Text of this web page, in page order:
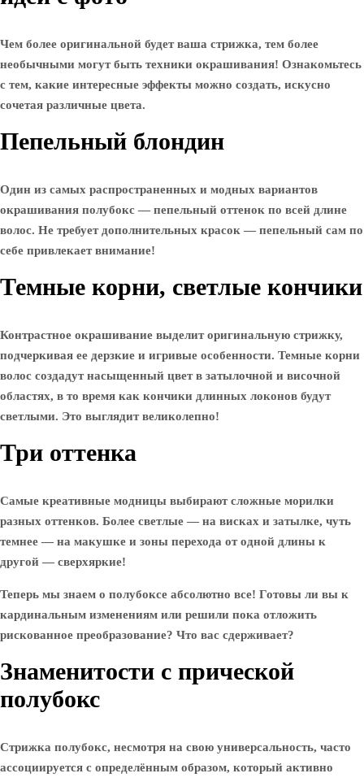
Чем более оригинальной будет ваша стрижка, тем более
необычными могут быть техники окрашивания! Ознакомьтесь
с тем, какие интересные эффекты можно создать, искусно
сочетая различные цвета.
Пепельный блондин
Один из самых распространенных и модных вариантов
окрашивания полубокс — пепельный оттенок по всей длине
волос. Не требует дополнительных красок — пепельный сам по
себе привлекает внимание!
Темные корни, светлые кончики
Контрастное окрашивание выделит оригинальную стрижку,
подчеркивая ее дерзкие и игривые особенности. Темные корни
волос создадут насыщенный цвет в затылочной и височной
областях, в то время как кончики длинных локонов будут
светлыми. Это выглядит великолепно!
Три оттенка
Самые креативные модницы выбирают сложные морилки
разных оттенков. Более светлые — на висках и затылке, чуть
темнее — на макушке и зоны перехода от одной длины к
другой — сверхяркие!
Теперь мы знаем о полубоксе абсолютно все! Готовы ли вы к
кардинальным изменениям или решили пока отложить
рискованное преобразование? Что вас сдерживает?
Знаменитости с прической
полубокс
Стрижка полубокс, несмотря на свою универсальность, часто
ассоциируется с определённым образом, который активно